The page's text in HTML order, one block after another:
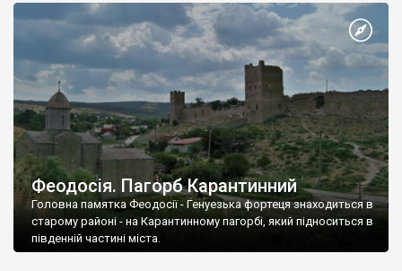
Феодосія. Пагорб Карантинний
Головна памятка Феодосії - Генуезька фортеця знаходиться в
старому районі - на Карантинному пагорбі, який підноситься в
південній частині міста.